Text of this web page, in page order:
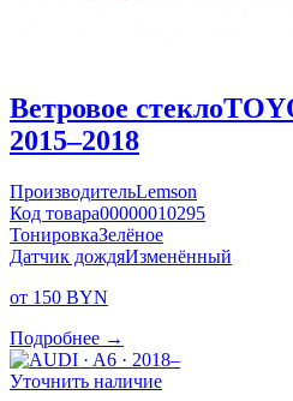
Ветровое стекло
2015–2018
ПроизводительLemson
Код товара00000010295
ТонировкаЗелёное
Датчик дождяИзменённый
от 150 BYN
Подробнее →
Уточнить наличие